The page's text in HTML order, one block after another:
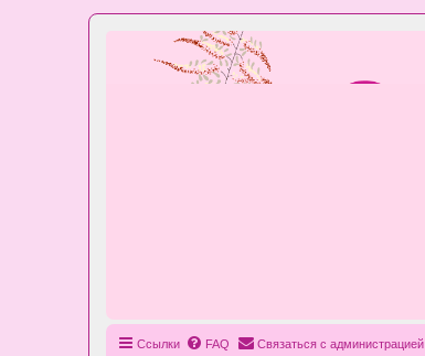
Ссылки FAQ Связаться с администрацией